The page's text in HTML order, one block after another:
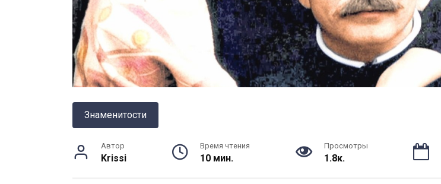
Знаменитости
Автор
Krissi
Время чтения
10 мин.
Просмотры
1.8к.